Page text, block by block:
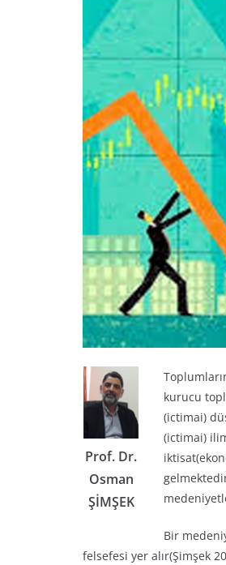
Prof. Dr.
Osman
ŞİMŞEK
kurucu
(ictimai)
(ictimai)
Bir
felsefesi yer alır(Şimşek